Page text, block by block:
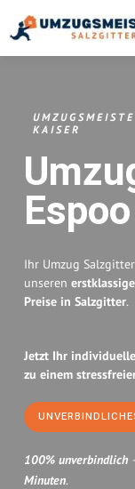
KAISER
Espoo
Ihr Umzug
unseren
Preise in Salzgitter.
Jetzt Ihr
zu einem
100% unverbindlich
Minuten.